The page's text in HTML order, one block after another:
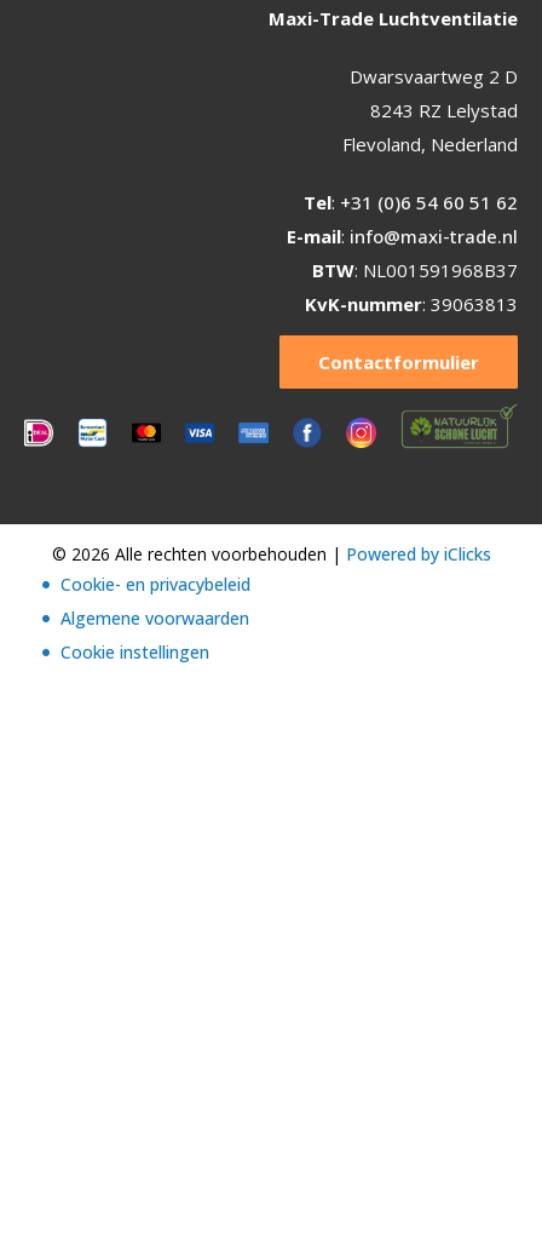
Maxi-Trade Luchtventilatie
Dwarsvaartweg 2 D
8243 RZ Lelystad
Flevoland, Nederland
Tel: +31 (0)6 54 60 51 62
E-mail: info@maxi-trade.nl
BTW: NL001591968B37
KvK-nummer: 39063813
Contactformulier
© 2026 Alle rechten voorbehouden | Powered by iClicks
Cookie- en privacybeleid
Algemene voorwaarden
Cookie instellingen